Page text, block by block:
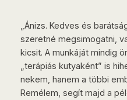
„Ánizs. Kedves és
szeretné megsimogatni,
kicsit. A munkáját mindig
„terápiás kutyaként” is
nekem, hanem a többi
Remélem, segít majd a